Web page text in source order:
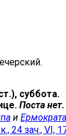
суббота.
Поста нет.
и Ермократа
24 зач., VI,